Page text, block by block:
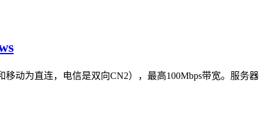
动为直连，电信是双向CN2），最高100Mbps带宽。服务器